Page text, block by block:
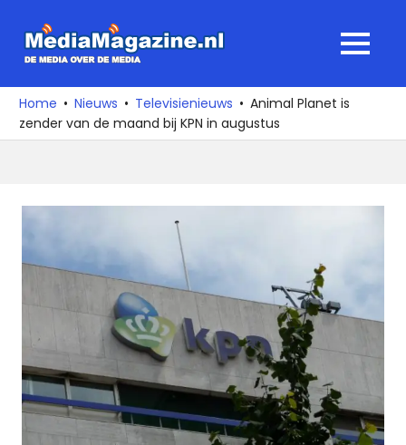
naar
media
over
de
MENU
Home Nieuws Televisienieuws
Animal Planet is
zender van de maand bij KPN in augustus